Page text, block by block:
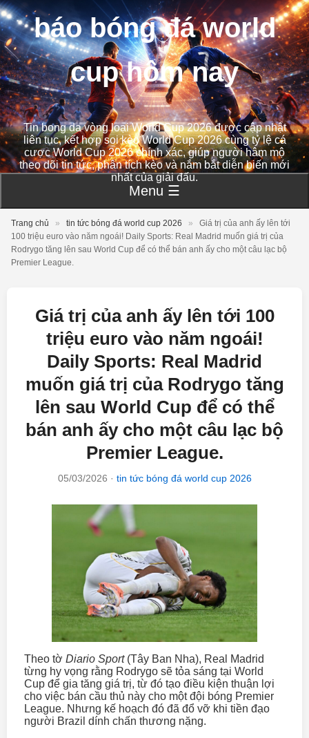
báo bóng đá world
cup hôm nay
Tin bong da vòng loại World Cup 2026 được cập nhật
liên tục, kết hợp soi kèo World Cup 2026 cùng tỷ lệ cá
cược World Cup 2026 chính xác, giúp người hâm mộ
theo dõi tin tức, phân tích kèo và nắm bắt diễn biến mới
nhất của giải đấu.
Menu ☰
Trang chủ » tin tức bóng đá world cup 2026 »
Giá trị của anh ấy lên tới
100 triệu euro vào năm ngoái! Daily Sports: Real Madrid muốn giá trị của
Rodrygo tăng lên sau World Cup để có thể bán anh ấy cho một câu lạc bộ
Premier League.
Giá trị của anh ấy lên tới 100
triệu euro vào năm ngoái!
Daily Sports: Real Madrid
muốn giá trị của Rodrygo tăng
lên sau World Cup để có thể
bán anh ấy cho một câu lạc bộ
Premier League.
05/03/2026 · tin tức bóng đá world cup 2026
Theo tờ Diario Sport(Tây Ban Nha), Real Madrid
từng hy vọng rằng Rodrygo sẽ tỏa sáng tại World
Cup để gia tăng giá trị, từ đó tạo điều kiện thuận lợi
cho việc bán cầu thủ này cho một đội bóng Premier
League. Nhưng kế hoạch đó đã đổ vỡ khi tiền đạo
người Brazil dính chấn thương nặng.